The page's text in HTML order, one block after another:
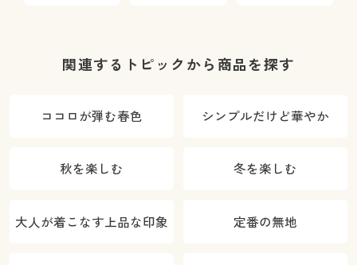
ス)
関連するトピックから商品を探す
ココロが弾む春色 シンプルだけど華やか
秋を楽しむ 冬を楽しむ
大人が着こなす上品な印象 定番の無地